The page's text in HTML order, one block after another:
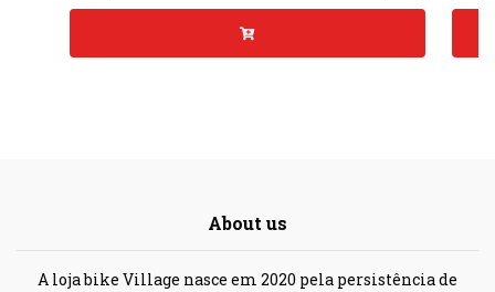
About us
A loja bike Village nasce em 2020 pela persistência de